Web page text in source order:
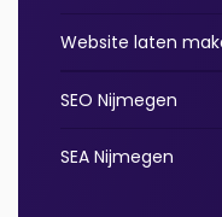
Website laten
SEO Nijmegen
SEA Nijmegen